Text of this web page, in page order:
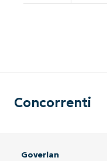
Concorrenti
Goverlan